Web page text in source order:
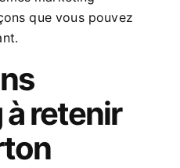
que vous pouvez
retenir